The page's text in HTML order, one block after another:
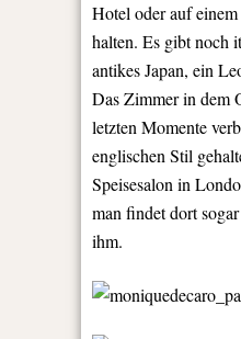
Hotel oder auf
halten. Es gibt noch
antikes Japan, ein
Das Zimmer in dem
letzten Momente
englischen Stil
Speisesalon in
man findet dort
ihm.